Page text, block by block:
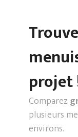
projet
Comparez
plusieurs
environs.